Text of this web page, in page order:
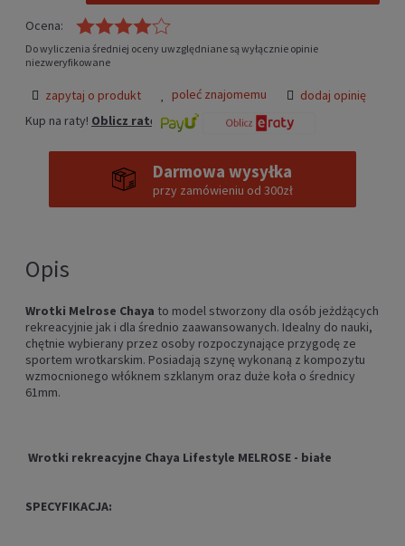
Ocena:
Do wyliczenia średniej oceny uwzględniane są wyłącznie opinie
niezweryfikowane
zapytaj o produkt poleć znajomemu
dodaj opinię
Kup na raty! Oblicz ratę
Darmowa wysyłka
przy zamówieniu od 300zł
Opis
Wrotki Melrose Chaya to model stworzony dla osób jeżdżących
rekreacyjnie jak i dla średnio zaawansowanych. Idealny do nauki,
chętnie wybierany przez osoby rozpoczynające przygodę ze
sportem wrotkarskim. Posiadają szynę wykonaną z kompozytu
wzmocnionego włóknem szklanym oraz duże koła o średnicy
61mm.
Wrotki rekreacyjne Chaya Lifestyle MELROSE - białe
SPECYFIKACJA: